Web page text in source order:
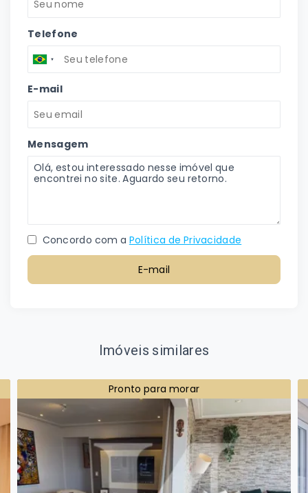
Telefone
E-mail
Mensagem
Concordo com a Política de Privacidade
E-mail
Imóveis similares
Pronto para morar